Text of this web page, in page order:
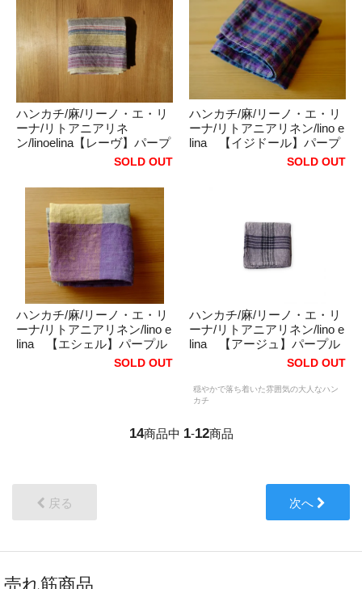
ハンカチ/麻/リーノ・エ・リ
ーナ/リトアニアリネ
ン/linoelina【レーヴ】パープ
SOLD OUT
ハンカチ/麻/リーノ・エ・リ
ーナ/リトアニアリネン/lino e
lina 【イジドール】パープ
SOLD OUT
ハンカチ/麻/リーノ・エ・リ
ーナ/リトアニアリネン/lino e
lina 【エシェル】パープル
SOLD OUT
ハンカチ/麻/リーノ・エ・リ
ーナ/リトアニアリネン/lino e
lina 【アージュ】パープル
SOLD OUT
穏やかで落ち着いた雰囲気の大人なハン
カチ
14商品中 1-12商品
戻る 次へ
売れ筋商品